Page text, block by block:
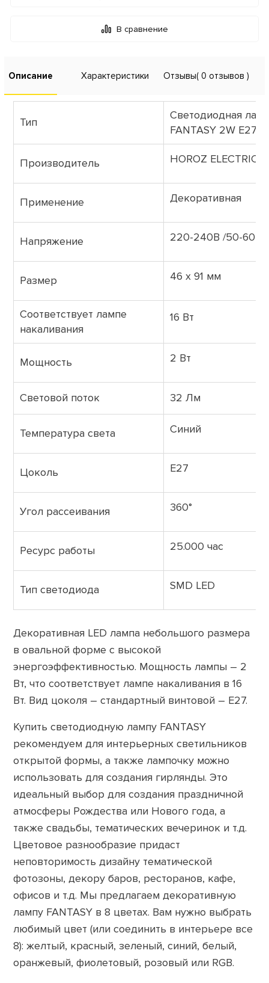
В сравнение
Описание Характеристики Отзывы( 0 отзывов )
Тип
Светодиодная
FANTASY 2W E27
Производитель HOROZ ELECTRIC
Применение Декоративная
Напряжение 220-240В /50-60Гц
Размер 46 х 91 мм
Соответствует лампе
накаливания
16 Вт
Мощность 2 Вт
Световой поток 32 Лм
Температура света Синий
Цоколь E27
Угол рассеивания 360°
Ресурс работы 25.000 час
Тип светодиода SMD LED
Декоративная LED лампа небольшого размера
в овальной форме с высокой
энергоэффективностью. Мощность лампы – 2
Вт, что соответствует лампе накаливания в 16
Вт. Вид цоколя – стандартный винтовой – Е27.
Купить светодиодную лампу FANTASY
рекомендуем для интерьерных светильников
открытой формы, а также лампочку можно
использовать для создания гирлянды. Это
идеальный выбор для создания праздничной
атмосферы Рождества или Нового года, а
также свадьбы, тематических вечеринок и т.д.
Цветовое разнообразие придаст
неповторимость дизайну тематической
фотозоны, декору баров, ресторанов, кафе,
офисов и т.д. Мы предлагаем декоративную
лампу FANTASY в 8 цветах. Вам нужно выбрать
любимый цвет (или соединить в интерьере все
8): желтый, красный, зеленый, синий, белый,
оранжевый, фиолетовый, розовый или RGB.